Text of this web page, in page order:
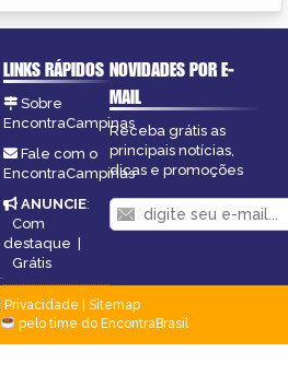
LINKS RÁPIDOS
Sobre
EncontraCampinas
Fale com o
EncontraCampinas
ANUNCIE:
Com
destaque
Grátis
NOVIDADES POR E-
MAIL
Receba grátis as
principais notícias,
dicas e promoções
Privacidade
Sitemap
pelo time do EncontraBrasil